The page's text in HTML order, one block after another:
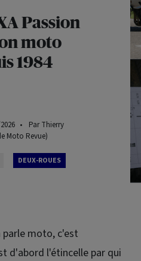
Passion
moto
1984
•
Par Thierry
Moto Revue)
DEUX-ROUES
parle moto, c'est
d'abord l'étincelle par qui